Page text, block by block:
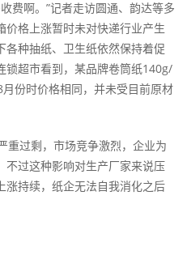
费啊。”记者走访圆通、韵达等多
价格上涨暂时未对快递行业产生
各种抽纸、卫生纸依然保持着促
锁超市看到，某品牌卷筒纸140g/
份时价格相同，并未受目前原材
过剩，市场竞争激烈，企业为
不过这种影响对生产厂家来说压
涨持续，纸企无法自我消化之后